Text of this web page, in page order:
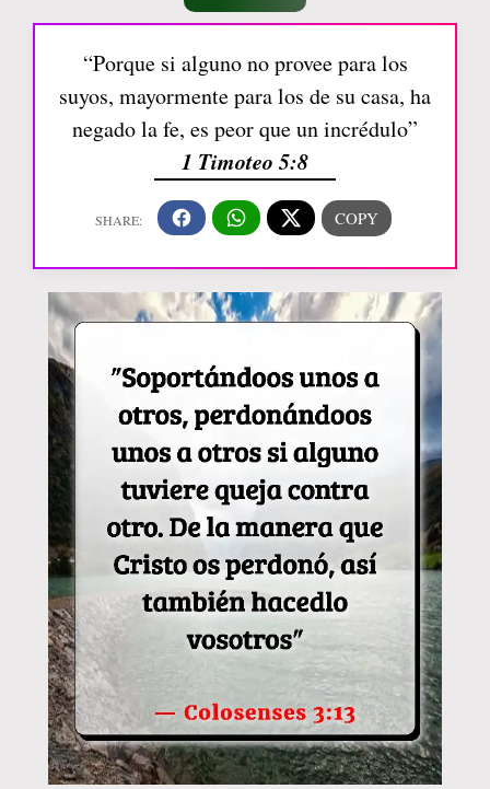
“Porque si alguno no provee para los
suyos, mayormente para los de su casa, ha
negado la fe, es peor que un incrédulo”
1 Timoteo 5:8